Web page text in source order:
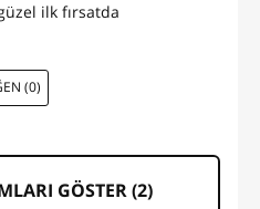
ilk fırsatda
(0)
GÖSTER (2)